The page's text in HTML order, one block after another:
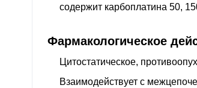
содержит карбоплатина 50,
Фармакологическое
Цитостатическое,
Взаимодействует с